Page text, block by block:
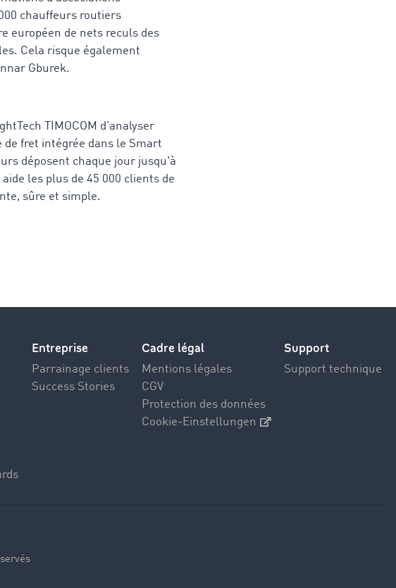
chauffeurs routiers
européen de nets reculs des
Cela risque également
Gburek.
TIMOCOM d’analyser
de fret intégrée dans le Smart
déposent chaque jour jusqu'à
les plus de 45 000 clients de
sûre et simple.
Entreprise
Parrainage clients
Success Stories
Cadre légal
Mentions légales
CGV
Protection des données
Cookie-Einstellungen
Support
Support technique